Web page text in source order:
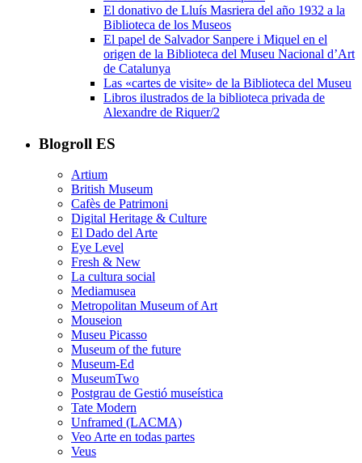
El donativo de Lluís Masriera del año 1932 a la
Biblioteca de los Museos
El papel de Salvador Sanpere i Miquel en el
origen de la Biblioteca del Museu Nacional d’Art
de Catalunya
Las «cartes de visite» de la Biblioteca del Museu
Libros ilustrados de la biblioteca privada de
Alexandre de Riquer/2
Blogroll ES
Artium
British Museum
Cafès de Patrimoni
Digital Heritage & Culture
El Dado del Arte
Eye Level
Fresh & New
La cultura social
Mediamusea
Metropolitan Museum of Art
Mouseion
Museu Picasso
Museum of the future
Museum-Ed
MuseumTwo
Postgrau de Gestió museística
Tate Modern
Unframed (LACMA)
Veo Arte en todas partes
Veus